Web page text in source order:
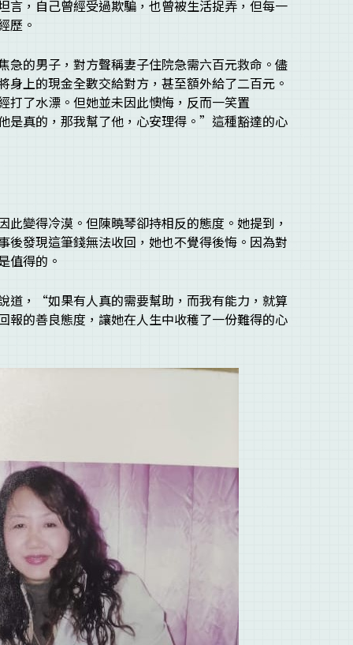
言，自己曾經受過欺騙，也曾被生活捉弄，但每一
歷。
急的男子，對方聲稱妻子住院急需六百元救命。儘
上的現金全數交給對方，甚至額外給了二百元。
打了水漂。但她並未因此懊悔，反而一笑置
是真的，那我幫了他，心安理得。”這種豁達的心
變得冷漠。但陳曉琴卻持相反的態度。她提到，
後發現這筆錢無法收回，她也不覺得後悔。因為對
值得的。
，“如果有人真的需要幫助，而我有能力，就算
的善良態度，讓她在人生中收穫了一份難得的心